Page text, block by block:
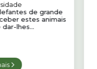
de grande
estes animais
lhes...